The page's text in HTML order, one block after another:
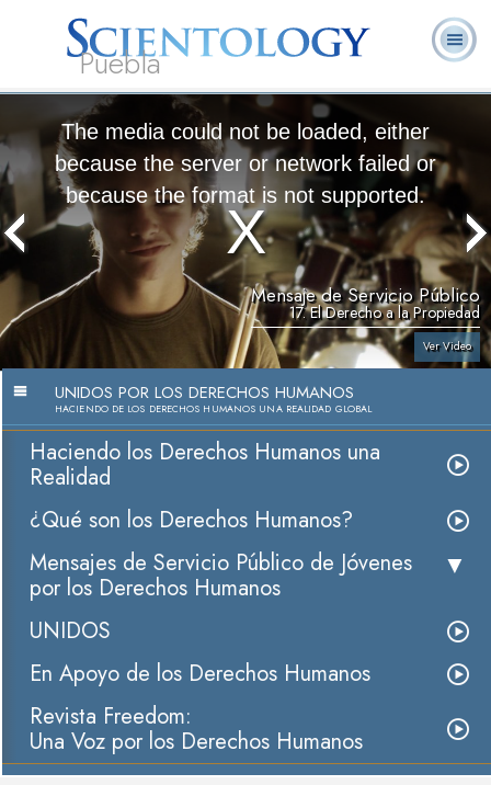
Puebla
Hubbard
¿Qué es
Scientology?
Ministros
Voluntarios
The media could not be loaded, either
because the server or network failed or
because the format is not supported.
Mensaje de Servicio Público
17. El Derecho a la Propiedad
Ver Video
UNIDOS POR LOS DERECHOS HUMANOS
HACIENDO DE LOS DERECHOS HUMANOS UNA REALIDAD GLOBAL
Haciendo los Derechos Humanos una
Realidad
¿Qué son los Derechos Humanos?
Mensajes de Servicio Público de Jóvenes
por los Derechos Humanos
UNIDOS
En Apoyo de los Derechos Humanos
Revista Freedom:
Una Voz por los Derechos Humanos